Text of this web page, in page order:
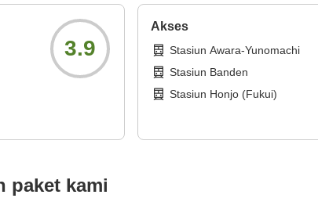
3.9
Akses
Stasiun Awara-Yunomachi
Stasiun Banden
Stasiun Honjo (Fukui)
paket kami